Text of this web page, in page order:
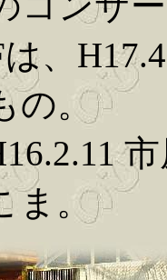
は、
の。
ま。